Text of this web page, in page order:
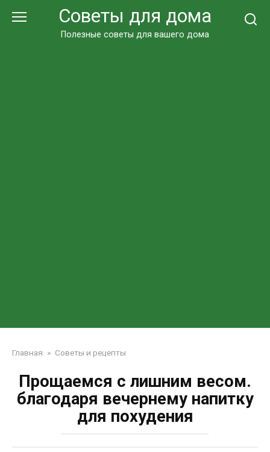
Советы для дома
Полезные советы для вашего дома
Главная » Советы и рецепты
Прощаемся с лишним весом.
благодаря вечернему напитку
для похудения